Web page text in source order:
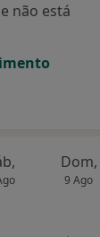
não está
Dom,
9 Ago